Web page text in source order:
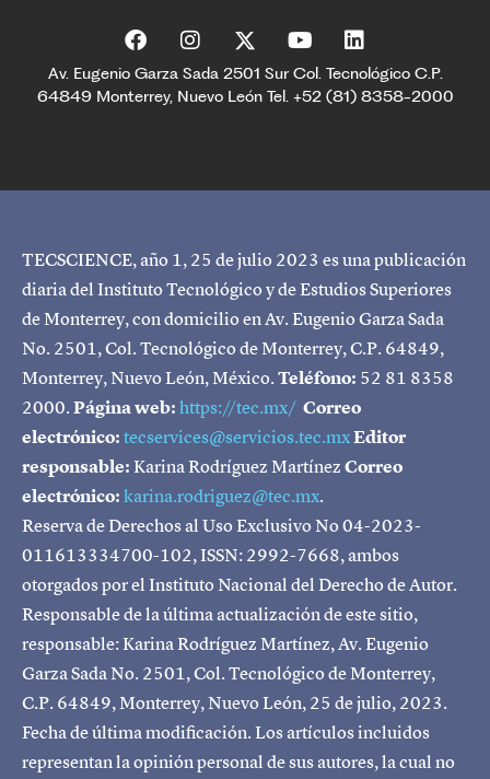
Av. Eugenio Garza Sada 2501 Sur Col. Tecnológico C.P.
64849 Monterrey, Nuevo León Tel. +52 (81) 8358-2000
TECSCIENCE, año 1, 25 de julio 2023 es una publicación
diaria del Instituto Tecnológico y de Estudios Superiores
de Monterrey, con domicilio en Av. Eugenio Garza Sada
No. 2501, Col. Tecnológico de Monterrey, C.P. 64849,
Monterrey, Nuevo León, México.Teléfono: 52 81 8358
2000.Página web:https://tec.mx/ Correo
electrónico:tecservices@servicios.tec.mxEditor
responsable:Karina Rodríguez MartínezCorreo
electrónico:karina.rodriguez@tec.mx.
Reserva de Derechos al Uso Exclusivo No 04-2023-
011613334700-102, ISSN: 2992-7668, ambos
otorgados por el Instituto Nacional del Derecho de Autor.
Responsable de la última actualización de este sitio,
responsable: Karina Rodríguez Martínez, Av. Eugenio
Garza Sada No. 2501, Col. Tecnológico de Monterrey,
C.P. 64849, Monterrey, Nuevo León, 25 de julio, 2023.
Fecha de última modificación. Los artículos incluidos
representan la opinión personal de sus autores, la cual no